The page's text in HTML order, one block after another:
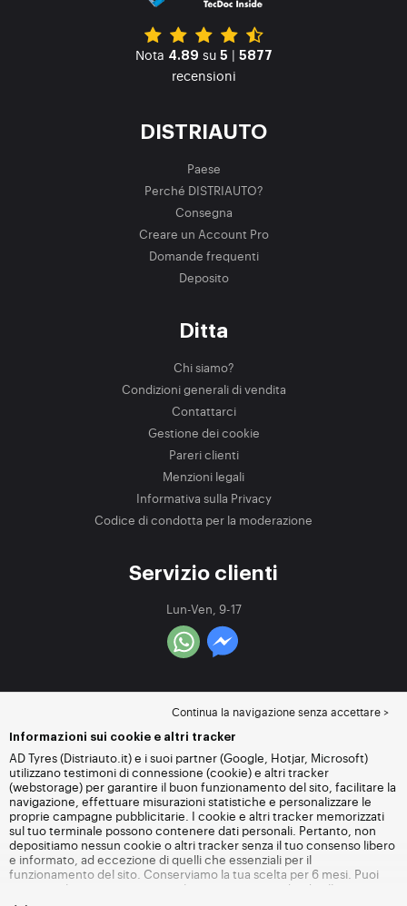
Nota 4.89 su 5 | 5877
recensioni
DISTRIAUTO
Paese
Perché DISTRIAUTO?
Consegna
Creare un Account Pro
Domande frequenti
Deposito
Ditta
Chi siamo?
Condizioni generali di vendita
Contattarci
Gestione dei cookie
Pareri clienti
Menzioni legali
Informativa sulla Privacy
Codice di condotta per la moderazione
Servizio clienti
Lun-Ven, 9-17
Continua la navigazione senza accettare >
Informazioni sui cookie e altri tracker
AD Tyres (Distriauto.it) e i suoi partner (Google, Hotjar, Microsoft)
utilizzano testimoni di connessione (cookie) e altri tracker
(webstorage) per garantire il buon funzionamento del sito, facilitare la
navigazione, effettuare misurazioni statistiche e personalizzare le
proprie campagne pubblicitarie. I cookie e altri tracker memorizzati
sul tuo terminale possono contenere dati personali. Pertanto, non
depositiamo nessun cookie o altri tracker senza il tuo consenso libero
e informato, ad eccezione di quelli che essenziali per il
funzionamento del sito. Conserviamo la tua scelta per 6 mesi. Puoi
revocare il tuo consenso in qualsiasi momento andando alla
dei cookie e altri tracker